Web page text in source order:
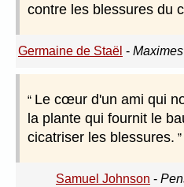
contre les blessures du
Germaine de Staël -
Le cœur d'un ami qui
la plante qui fournit le
cicatriser les blessures.
Samuel Johnson -